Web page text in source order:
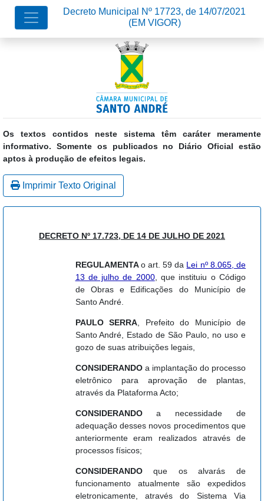
Os textos contidos neste sistema têm caráter meramente
informativo. Somente os publicados no Diário Oficial estão
aptos à produção de efeitos legais.
Decreto Municipal Nº 17723, de 14/07/2021
(EM VIGOR)
Imprimir Texto Original
DECRETO Nº 17.723, DE 14 DE JULHO DE 2021
REGULAMENTAo art. 59 da Lei nº 8.065, de
13 de julho de 2000, que instituiu o Código
de Obras e Edificações do Município de
Santo André.
PAULO SERRA , Prefeito do Município de
Santo André, Estado de São Paulo, no uso e
gozo de suas atribuições legais,
CONSIDERANDOa implantação do processo
eletrônico para aprovação de plantas,
através da Plataforma Acto;
CONSIDERANDOa necessidade de
adequação desses novos procedimentos que
anteriormente eram realizados através de
processos físicos;
CONSIDERANDOque os alvarás de
funcionamento atualmente são expedidos
eletronicamente, através do Sistema Via